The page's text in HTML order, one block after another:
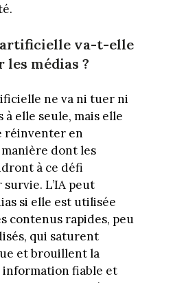
artificielle va-t-elle
médias ?
ne va ni tuer ni
à elle seule, mais elle
réinventer en
dont les
à ce défi
L’IA peut
si elle est utilisée
contenus rapides, peu
qui saturent
et brouillent la
fiable et